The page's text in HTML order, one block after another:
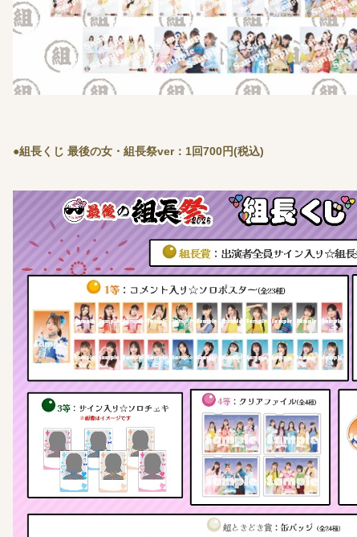
●組長くじ 最後の女・組長祭ver：1回700円(税込)